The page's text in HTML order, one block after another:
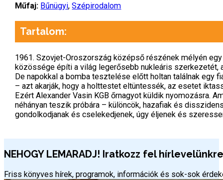
Műfaj: Bűnügyi,Szépirodalom
Tartalom:
1961. Szovjet-Oroszország középső részének mélyén
közössége építi a világ legerősebb nukleáris
De napokkal a bomba tesztelése előtt holtan találnak egy
– azt akarják, hogy a holttestet eltüntessék, az esetet
Ezért Alexander Vasin KGB őrnagyot küldik nyomozásra.
néhányan teszik próbára – különcök, hazafiak és
gondolkodjanak és cselekedjenek, úgy éljenek és
NEHOGY LEMARADJ! Iratkozz fel
Friss könyves hírek, programok, információk és sok-sok